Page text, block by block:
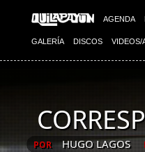
AGENDA
GALERÍA DISCOS VIDEOS/
POR HUGO LAGOS